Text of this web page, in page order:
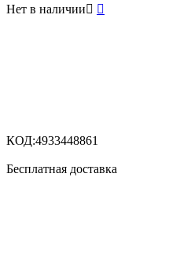
Нет в наличии 
КОД:4933448861
Бесплатная доставка